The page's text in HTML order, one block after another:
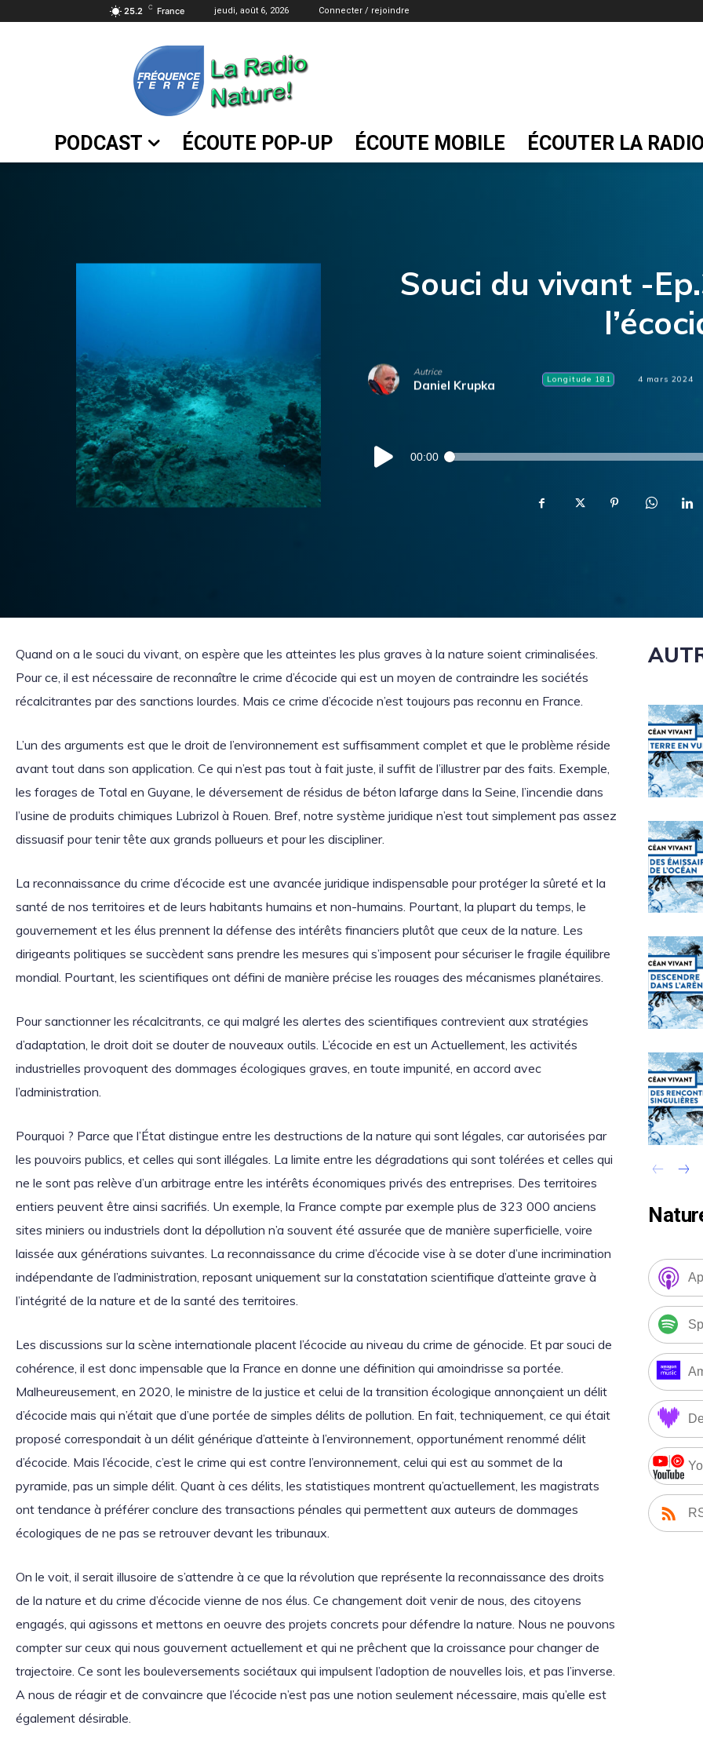
25.2 C France jeudi, août 6, 2026 Connecter / rejoindre
PODCAST ÉCOUTE POP-UP ÉCOUTE MOBILE ÉCOUTER LA RADIO
Souci du vivant -
Autrice
Daniel Krupka Longitude 181 4 mars 2024
Lecteur
audio
00:00
Quand on a le souci du vivant, on espère que les atteintes les plus graves à la nature soient criminalisées.
Pour ce, il est nécessaire de reconnaître le crime d’écocide qui est un moyen de contraindre les sociétés
récalcitrantes par des sanctions lourdes. Mais ce crime d’écocide n’est toujours pas reconnu en France.
L’un des arguments est que le droit de l’environnement est suffisamment complet et que le problème réside
avant tout dans son application. Ce qui n’est pas tout à fait juste, il suffit de l’illustrer par des faits. Exemple,
les forages de Total en Guyane, le déversement de résidus de béton lafarge dans la Seine, l’incendie dans
l’usine de produits chimiques Lubrizol à Rouen. Bref, notre système juridique n’est tout simplement pas assez
dissuasif pour tenir tête aux grands pollueurs et pour les discipliner.
La reconnaissance du crime d’écocide est une avancée juridique indispensable pour protéger la sûreté et la
santé de nos territoires et de leurs habitants humains et non-humains. Pourtant, la plupart du temps, le
gouvernement et les élus prennent la défense des intérêts financiers plutôt que ceux de la nature. Les
dirigeants politiques se succèdent sans prendre les mesures qui s’imposent pour sécuriser le fragile équilibre
mondial. Pourtant, les scientifiques ont défini de manière précise les rouages des mécanismes planétaires.
Pour sanctionner les récalcitrants, ce qui malgré les alertes des scientifiques contrevient aux stratégies
d’adaptation, le droit doit se douter de nouveaux outils. L’écocide en est un Actuellement, les activités
industrielles provoquent des dommages écologiques graves, en toute impunité, en accord avec
l’administration.
Pourquoi ? Parce que l’État distingue entre les destructions de la nature qui sont légales, car autorisées par
les pouvoirs publics, et celles qui sont illégales. La limite entre les dégradations qui sont tolérées et celles qui
ne le sont pas relève d’un arbitrage entre les intérêts économiques privés des entreprises. Des territoires
entiers peuvent être ainsi sacrifiés. Un exemple, la France compte par exemple plus de 323 000 anciens
sites miniers ou industriels dont la dépollution n’a souvent été assurée que de manière superficielle, voire
laissée aux générations suivantes. La reconnaissance du crime d’écocide vise à se doter d’une incrimination
indépendante de l’administration, reposant uniquement sur la constatation scientifique d’atteinte grave à
l’intégrité de la nature et de la santé des territoires.
Les discussions sur la scène internationale placent l’écocide au niveau du crime de génocide. Et par souci de
cohérence, il est donc impensable que la France en donne une définition qui amoindrisse sa portée.
Malheureusement, en 2020, le ministre de la justice et celui de la transition écologique annonçaient un délit
d’écocide mais qui n’était que d’une portée de simples délits de pollution. En fait, techniquement, ce qui était
proposé correspondait à un délit générique d’atteinte à l’environnement, opportunément renommé délit
d’écocide. Mais l’écocide, c’est le crime qui est contre l’environnement, celui qui est au sommet de la
pyramide, pas un simple délit. Quant à ces délits, les statistiques montrent qu’actuellement, les magistrats
ont tendance à préférer conclure des transactions pénales qui permettent aux auteurs de dommages
écologiques de ne pas se retrouver devant les tribunaux.
On le voit, il serait illusoire de s’attendre à ce que la révolution que représente la reconnaissance des droits
de la nature et du crime d’écocide vienne de nos élus. Ce changement doit venir de nous, des citoyens
engagés, qui agissons et mettons en oeuvre des projets concrets pour défendre la nature. Nous ne pouvons
compter sur ceux qui nous gouvernent actuellement et qui ne prêchent que la croissance pour changer de
trajectoire. Ce sont les bouleversements sociétaux qui impulsent l’adoption de nouvelles lois, et pas l’inverse.
A nous de réagir et de convaincre que l’écocide n’est pas une notion seulement nécessaire, mais qu’elle est
également désirable.